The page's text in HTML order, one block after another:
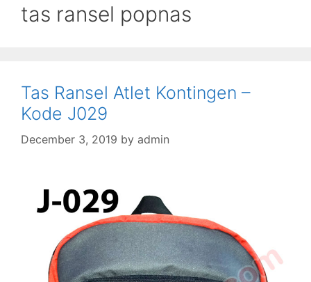
tas ransel popnas
Tas Ransel Atlet Kontingen –
Kode J029
December 3, 2019 by admin